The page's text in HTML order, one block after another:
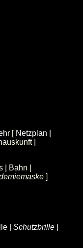
[ Netzplan
|
| Bahn |
]
| Schutzbrille